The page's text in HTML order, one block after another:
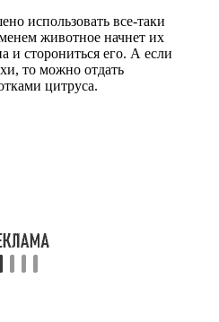
использовать все-таки
животное начнет их
и сторониться его. А если
то можно отдать
цитруса.